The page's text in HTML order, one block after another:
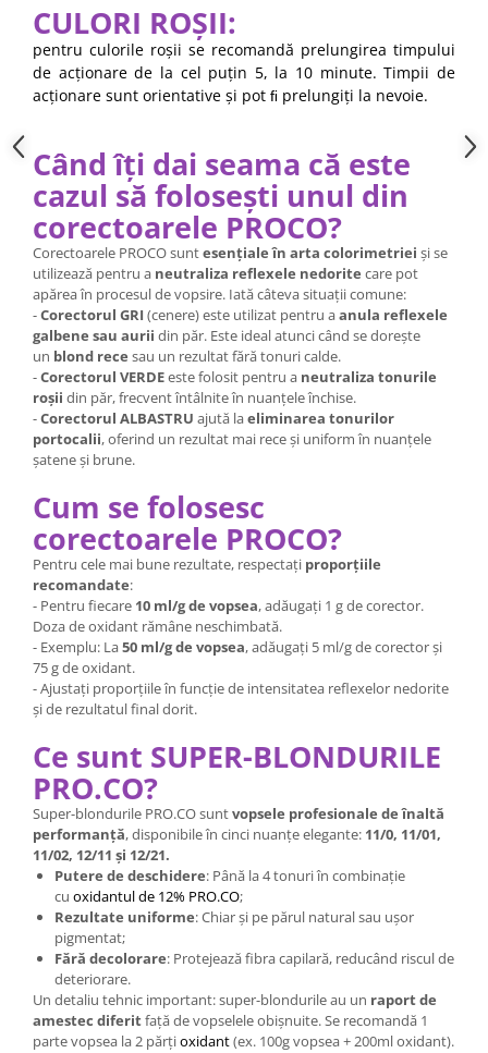
CULORI ROȘII:
pentru culorile roșii se recomandă prelungirea timpului
de acționare de la cel puțin 5, la 10 minute. Timpii de
acționare sunt orientative și pot ﬁ prelungiți la nevoie.
Când îți dai seama că este
cazul să folosești unul din
corectoarele PROCO?
Corectoarele PROCO suntesențiale în arta colorimetriei și se
utilizează pentru a neutraliza reflexele nedorite care pot
apărea în procesul de vopsire. Iată câteva situații comune:
-Corectorul GRI (cenere) este utilizat pentru aanula reflexele
galbene sau aurii din păr. Este ideal atunci când se dorește
un blond rece sau un rezultat fără tonuri calde.
-Corectorul VERDEeste folosit pentru a neutraliza tonurile
roșii din păr, frecvent întâlnite în nuanțele închise.
-Corectorul ALBASTRU ajută laeliminarea tonurilor
portocalii, oferind un rezultat mai rece și uniform în nuanțele
șatene și brune.
Cum se folosesc
corectoarele PROCO?
Pentru cele mai bune rezultate, respectați proporțiile
recomandate:
- Pentru fiecare 10 ml/g de vopsea, adăugați 1 g de corector.
Doza de oxidant rămâne neschimbată.
- Exemplu: La50 ml/g de vopsea, adăugați 5 ml/g de corector și
75 g de oxidant.
- Ajustați proporțiile în funcție de intensitatea reflexelor nedorite
și de rezultatul final dorit.
Ce sunt SUPER-BLONDURILE
PRO.CO?
Super-blondurile PRO.CO suntvopsele profesionale de înaltă
performanță, disponibile în cinci nuanțe elegante: 11/0, 11/01,
11/02, 12/11 și 12/21.
Putere de deschidere: Până la 4 tonuri în combinație
cu oxidantul de 12% PRO.CO;
Rezultate uniforme: Chiar și pe părul natural sau ușor
pigmentat;
Fără decolorare: Protejează fibra capilară, reducând riscul de
deteriorare.
Un detaliu tehnic important: super-blondurile au un raport de
amestec diferitfață de vopselele obișnuite. Se recomandă 1
parte vopsea la 2 părțioxidant(ex. 100g vopsea + 200ml oxidant).